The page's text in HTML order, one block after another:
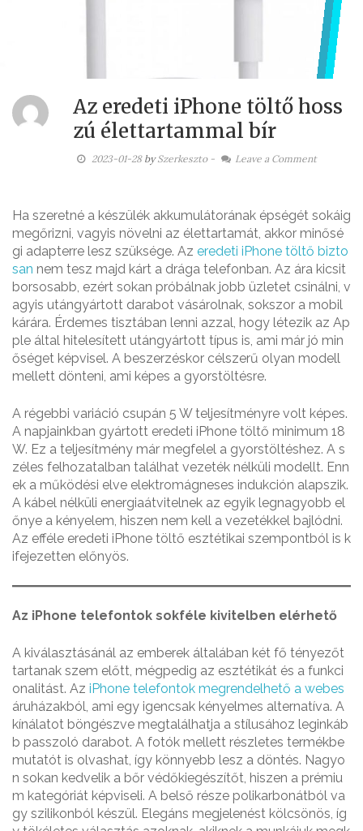
Az eredeti iPhone töltő hoss
zú élettartammal bír
2023-01-28bySzerkeszto - Leave a Comment
Ha szeretné a készülék akkumulátorának épségét sokáig
megőrizni, vagyis növelni az élettartamát, akkor minősé
gi adapterre lesz szüksége. Az eredeti iPhone töltő bizto
san nem tesz majd kárt a drága telefonban. Az ára kicsit
borsosabb, ezért sokan próbálnak jobb üzletet csinálni, v
agyis utángyártott darabot vásárolnak, sokszor a mobil
kárára. Érdemes tisztában lenni azzal, hogy létezik az Ap
ple által hitelesített utángyártott típus is, ami már jó min
őséget képvisel. A beszerzéskor célszerű olyan modell
mellett dönteni, ami képes a gyorstöltésre.
A régebbi variáció csupán 5 W teljesítményre volt képes.
A napjainkban gyártott eredeti iPhone töltő minimum 18
W. Ez a teljesítmény már megfelel a gyorstöltéshez. A s
zéles felhozatalban találhat vezeték nélküli modellt. Enn
ek a működési elve elektromágneses indukción alapszik.
A kábel nélküli energiaátvitelnek az egyik legnagyobb el
őnye a kényelem, hiszen nem kell a vezetékkel bajlódni.
Az efféle eredeti iPhone töltő esztétikai szempontból is k
ifejezetten előnyös.
Az iPhone telefontok sokféle kivitelben elérhető
A kiválasztásánál az emberek általában két fő tényezőt
tartanak szem előtt, mégpedig az esztétikát és a funkci
onalitást. Az iPhone telefontok megrendelhető a webes
áruházakból, ami egy igencsak kényelmes alternatíva. A
kínálatot böngészve megtalálhatja a stílusához leginkáb
b passzoló darabot. A fotók mellett részletes termékbe
mutatót is olvashat, így könnyebb lesz a döntés. Nagyo
n sokan kedvelik a bőr védőkiegészítőt, hiszen a prémiu
m kategóriát képviseli. A belső része polikarbonátból va
gy szilikonból készül. Elegáns megjelenést kölcsönös, íg